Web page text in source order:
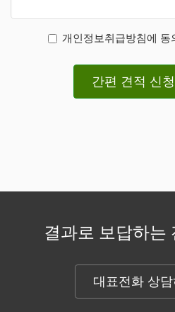
개인정보취급방침에 동
간편 견적 신
결과로 보답하는
대표전화 상담